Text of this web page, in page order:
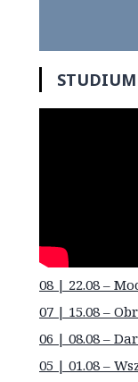
08 | 22.08 –
07 | 15.08 –
06 | 08.08 –
05 | 01.08 –